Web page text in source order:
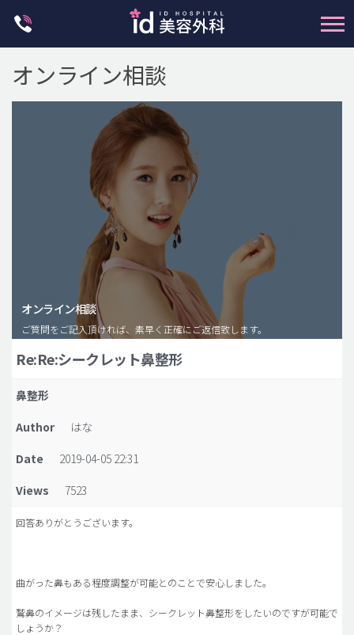
脂肪注入(アンチエイジング)
豊胸手術・バストアップ
プチ整形
idリアルストーリー
idニュース
病院紹介
安全整形
オンライン相談
オンライン相談
ご質問をご記入頂ければ、素早く正確にご返信致します。
Re:Re:シークレット鼻整形
鼻整形
Author
はな
Date
2019-04-05 22:31
Views
7523
回答ありがとうございます。
曲がった鼻もある程度調整が可能とのことで安心しました。
鷲鼻のイメージは残したまま、シークレット鼻整形をしたいのですが可能で
しょうか？